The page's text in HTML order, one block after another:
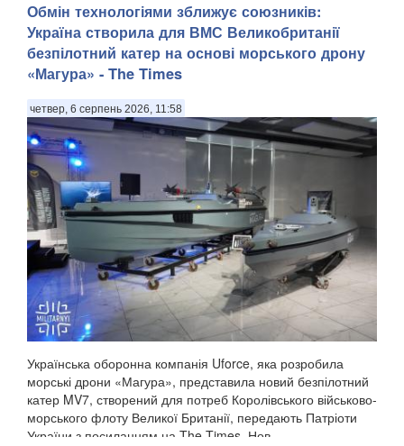
Обмін технологіями зближує союзників:
Україна створила для ВМС Великобританії
безпілотний катер на основі морського дрону
«Магура» - The Times
четвер, 6 серпень 2026, 11:58
Українська оборонна компанія Uforce, яка розробила
морські дрони «Магура», представила новий безпілотний
катер MV7, створений для потреб Королівського військово-
морського флоту Великої Британії, передають Патріоти
України з посиланням на The Times. Нов...